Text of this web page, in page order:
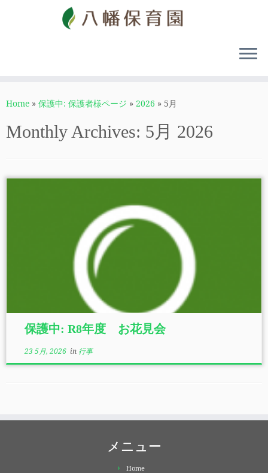
Home » 保護中: 保護者様ページ » 2026 » 5月
Monthly Archives: 5月 2026
保護中: R8年度 お花見会
23 5月, 2026in 行事
メニュー
Home